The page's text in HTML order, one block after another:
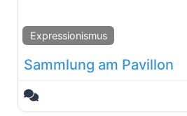
Expressionismus
Sammlung am Pavillon